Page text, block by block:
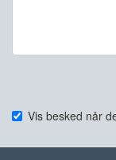
Vis besked når